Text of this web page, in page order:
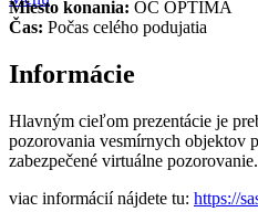
Miesto konania: OC OPTIMA
Čas: Počas celého podujatia
Informácie
Hlavným cieľom prezentácie je
pozorovania vesmírnych objektov
zabezpečené virtuálne
viac informácií nájdete tu: https://